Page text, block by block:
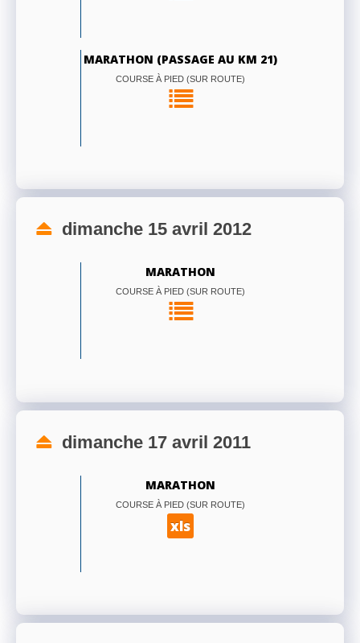
MARATHON (PASSAGE AU KM 21)
COURSE À PIED (SUR ROUTE)
dimanche 15 avril 2012
MARATHON
COURSE À PIED (SUR ROUTE)
dimanche 17 avril 2011
MARATHON
COURSE À PIED (SUR ROUTE)
xls